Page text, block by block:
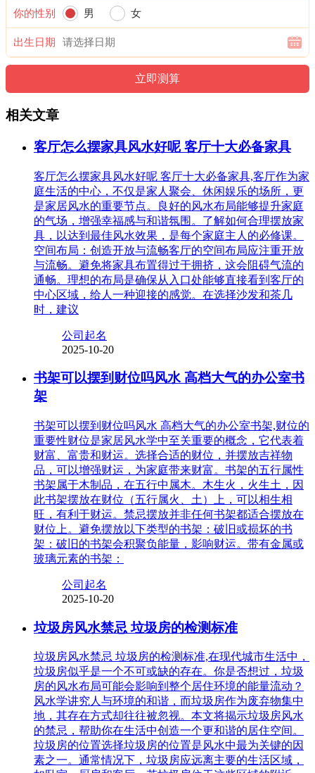
你的性别 男 女
出生日期
相关文章
客厅怎么摆家具风水好呢 客厅十大必备家具
客厅怎么摆家具风水好呢 客厅十大必备家具,客厅作为家
庭生活的中心，不仅是家人聚会、休闲娱乐的场所，更
是家居风水的重要节点。良好的风水布局能够提升家庭
的气场，增强幸福感与和谐氛围。了解如何合理摆放家
具，以达到最佳风水效果，是每个家庭主人的必修课。
空间布局：创造开放与流畅客厅的空间布局应注重开放
与流畅。避免将家具布置得过于拥挤，这会阻碍气流的
通畅。理想的布局是确保从入口处能够直接看到客厅的
中心区域，给人一种迎接的感觉。在选择沙发和茶几
时，建议
公司起名
2025-10-20
书架可以摆到财位吗风水 高档大气的办公室书
架
书架可以摆到财位吗风水 高档大气的办公室书架,财位的
重要性财位是家居风水学中至关重要的概念，它代表着
财富、富贵和财运。选择合适的财位，并摆放吉祥物
品，可以增强财运，为家庭带来财富。书架的五行属性
书架属于木制品，在五行中属木。木生火，火生土，因
此书架摆放在财位（五行属火、土）上，可以相生相
旺，有利于财运。禁忌摆放并非任何书架都适合摆放在
财位上。避免摆放以下类型的书架：破旧或损坏的书
架：破旧的书架会积聚负能量，影响财运。带有金属或
玻璃元素的书架：
公司起名
2025-10-20
垃圾房风水禁忌 垃圾房的检测标准
垃圾房风水禁忌 垃圾房的检测标准,在现代城市生活中，
垃圾房似乎是一个不可或缺的存在。你是否想过，垃圾
房的风水布局可能会影响到整个居住环境的能量流动？
风水学讲究人与环境的和谐，而垃圾房作为废弃物集中
地，其存在方式却往往被忽视。本文将揭示垃圾房风水
的禁忌，帮助你在生活中创造一个更和谐的居住空间。
垃圾房的位置选择垃圾房的位置是风水中最为关键的因
素之一。通常情况下，垃圾房应远离主要的生活区域，